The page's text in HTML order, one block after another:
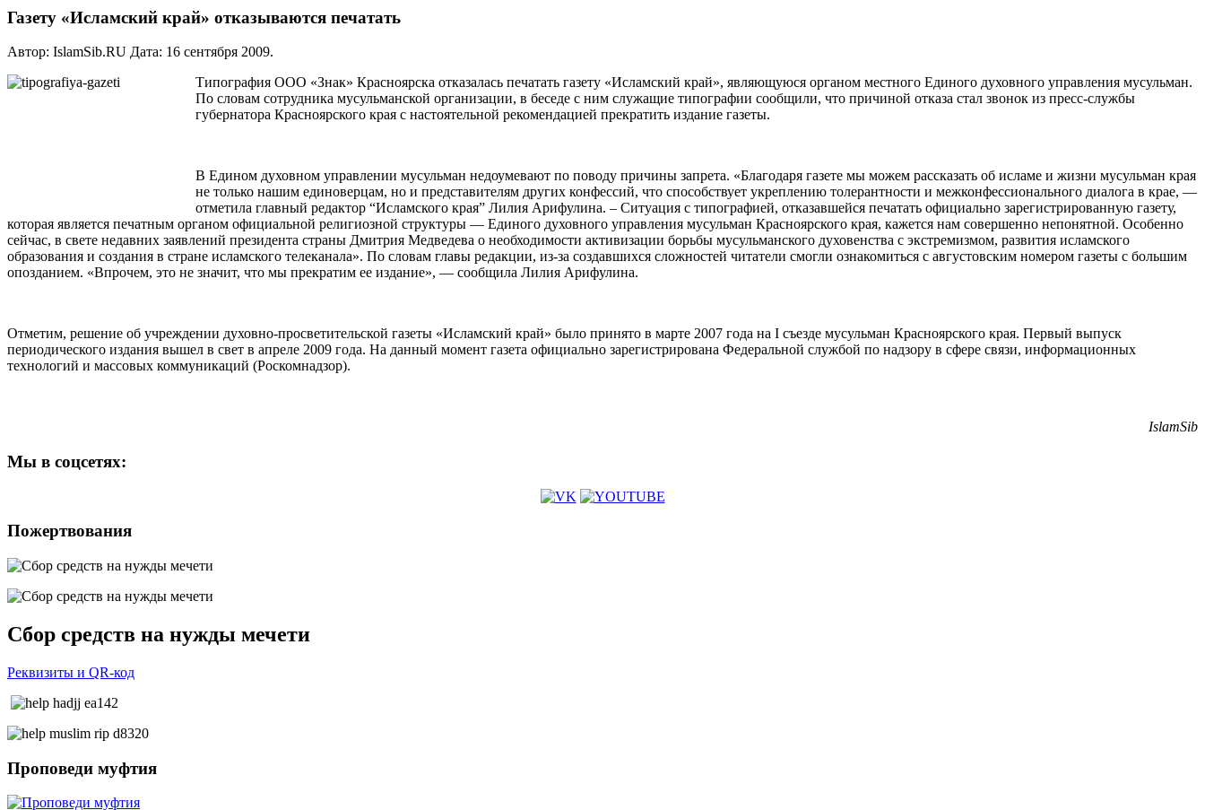
Газету «Исламский край» отказываются печатать
Автор: IslamSib.RU Дата: 16 сентября 2009.
Типография ООО «Знак» Красноярска отказалась печатать газету «Исламский край», являющуюся органом местного Единого духовного управления мусульман.
По словам сотрудника мусульманской организации, в беседе с ним служащие типографии сообщили, что причиной отказа стал звонок из пресс-службы
губернатора Красноярского края с настоятельной рекомендацией прекратить издание газеты.
В Едином духовном управлении мусульман недоумевают по поводу причины запрета. «Благодаря газете мы можем рассказать об исламе и жизни мусульман края
не только нашим единоверцам, но и представителям других конфессий, что способствует укреплению толерантности и межконфессионального диалога в крае, —
отметила главный редактор “Исламского края” Лилия Арифулина. – Ситуация с типографией, отказавшейся печатать официально зарегистрированную газету,
которая является печатным органом официальной религиозной структуры — Единого духовного управления мусульман Красноярского края, кажется нам совершенно непонятной. Особенно
сейчас, в свете недавних заявлений президента страны Дмитрия Медведева о необходимости активизации борьбы мусульманского духовенства с экстремизмом, развития исламского
образования и создания в стране исламского телеканала». По словам главы редакции, из-за создавшихся сложностей читатели смогли ознакомиться с августовским номером газеты с большим
опозданием. «Впрочем, это не значит, что мы прекратим ее издание», — сообщила Лилия Арифулина.
Отметим, решение об учреждении духовно-просветительской газеты «Исламский край» было принято в марте 2007 года на I съезде мусульман Красноярского края. Первый выпуск
периодического издания вышел в свет в апреле 2009 года. На данный момент газета официально зарегистрирована Федеральной службой по надзору в сфере связи, информационных
технологий и массовых коммуникаций (Роскомнадзор).
IslamSib
Мы в соцсетях:
Пожертвования
Сбор средств на нужды мечети
Реквизиты и QR-код
Проповеди муфтия